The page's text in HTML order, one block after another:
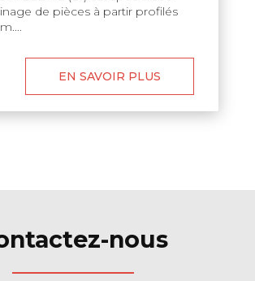
de pièces à partir profilés
EN SAVOIR PLUS
nous